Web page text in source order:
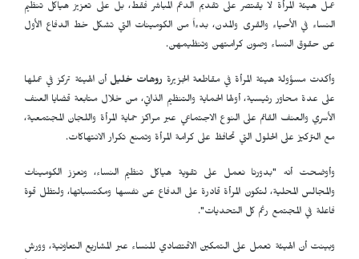
عمل هيئة المرأة لا يقتصر على تقديم الدعم المباشر فقط، بل على تعزيز هياكل تنظيم
النساء في الأحياء والقرى والمدن، بدءاً من الكومينات التي تشكل خط الدفاع الأول
عن حقوق النساء وصون كرامتهن وتنظيمهن.
وأكدت مسؤولة هيئة المرأة في مقاطعة الجزيرة روهات خليلأن الهيئة تركز في عملها
على عدة محاور رئيسية، أولها الحماية والتنظيم الذاتي، من خلال متابعة قضايا العنف
الأسري والعنف القائم على النوع الاجتماعي عبر مراكز حماية المرأة واللجان المجتمعية،
مع التركيز على الحلول التي تحافظ على كرامة المرأة وتمنع تكرار الانتهاكات.
وأوضحت أنه "بدورنا نعمل على تقوية هياكل تنظيم النساء، ونعزز الكومينات
والمجالس المحلية، لتكون المرأة قادرة على الدفاع عن نفسها ومكتسباتها، ولتظل قوة
فاعلة في المجتمع رغم كل التحديات".
وبينت أن الهيئة تعمل على التمكين الاقتصادي للنساء عبر المشاريع التعاونية، وورش